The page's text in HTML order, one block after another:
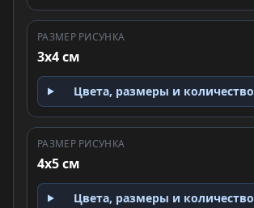
РАЗМЕР РИСУНКА
3x4 см
Цвета, размеры и количество
РАЗМЕР РИСУНКА
4x5 см
Цвета, размеры и количество